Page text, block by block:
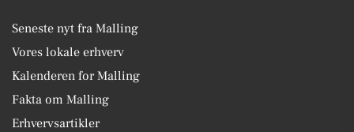
Seneste nyt fra Malling
Vores lokale erhverv
Kalenderen for Malling
Fakta om Malling
Erhvervsartikler